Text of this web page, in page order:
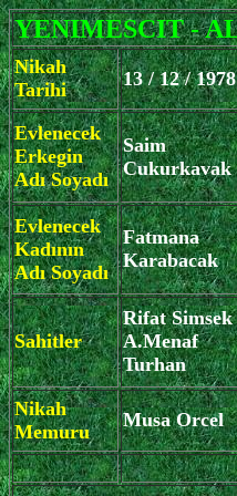
YENIMESCIT -
Nikah
Tarihi
13 / 12 / 1978
Evlenecek
Erkegin
Adı Soyadı
Saim
Cukurkavak
Evlenecek
Kadının
Adı Soyadı
Fatmana
Karabacak
Sahitler
Rifat Simsek
A.Menaf
Turhan
Nikah
Memuru
Musa Orcel